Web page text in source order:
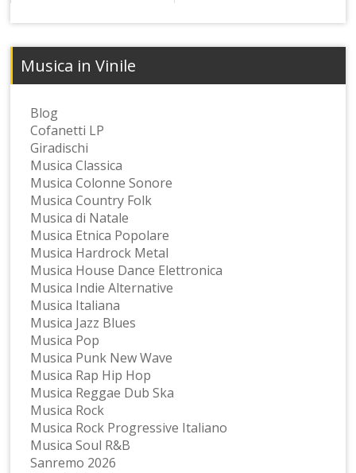
Musica in Vinile
Blog
Cofanetti LP
Giradischi
Musica Classica
Musica Colonne Sonore
Musica Country Folk
Musica di Natale
Musica Etnica Popolare
Musica Hardrock Metal
Musica House Dance Elettronica
Musica Indie Alternative
Musica Italiana
Musica Jazz Blues
Musica Pop
Musica Punk New Wave
Musica Rap Hip Hop
Musica Reggae Dub Ska
Musica Rock
Musica Rock Progressive Italiano
Musica Soul R&B
Sanremo 2026